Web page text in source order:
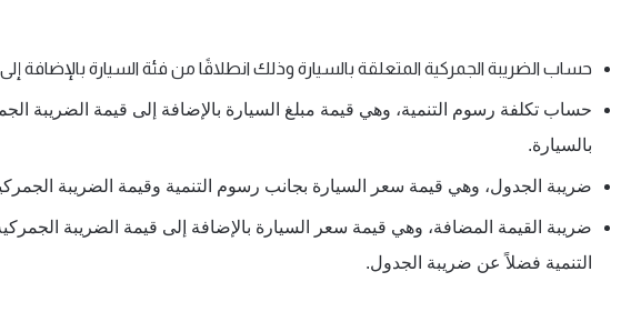
حساب الضريبة الجمركية المتعلقة بالسيارة وذلك انطلاقًا من فئة السيارة بالإضافة
بالسيارة.
ضريبة الجدول، وهي قيمة سعر السيارة بجانب رسوم التنمية وقيمة الضريبة
التنمية فضلاً عن ضريبة الجدول.